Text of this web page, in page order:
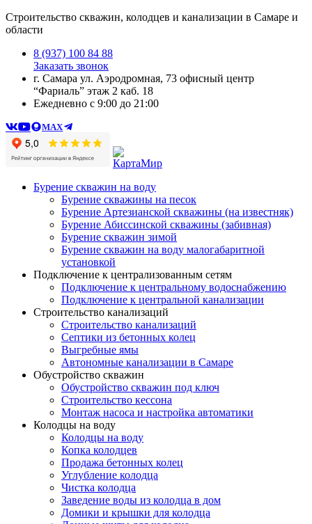
Строительство скважин, колодцев и канализации в Самаре и
области
8 (937) 100 84 88
Заказать звонок
г. Самара ул. Аэродромная, 73 офисный центр
“Фариаль” этаж 2 каб. 18
Ежедневно c 9:00 до 21:00
MAX
Бурение скважин на воду
Бурение скважины на песок
Бурение Артезианской скважины (на известняк)
Бурение Абиссинской скважины (забивная)
Бурение скважин зимой
Бурение скважин на воду малогабаритной
установкой
Подключение к централизованным сетям
Подключение к центральному водоснабжению
Подключение к центральной канализации
Строительство канализаций
Строительство канализаций
Септики из бетонных колец
Выгребные ямы
Автономные канализации в Самаре
Обустройство скважин
Обустройство скважин под ключ
Строительство кессона
Монтаж насоса и настройка автоматики
Колодцы на воду
Колодцы на воду
Копка колодцев
Продажа бетонных колец
Углубление колодца
Чистка колодца
Заведение воды из колодца в дом
Домики и крышки для колодца